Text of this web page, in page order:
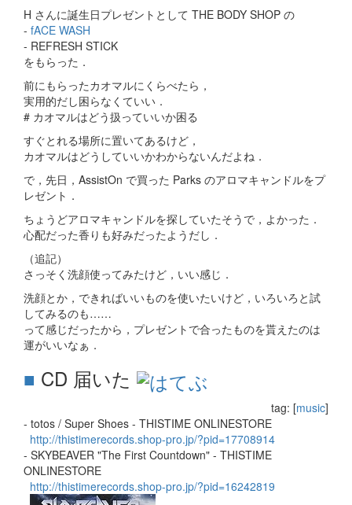
H さんに誕生日プレゼントとして THE BODY SHOP の
- fACE WASH
- REFRESH STICK
をもらった．
前にもらったカオマルにくらべたら，
実用的だし困らなくていい．
# カオマルはどう扱っていいか困る
すぐとれる場所に置いてあるけど，
カオマルはどうしていいかわからないんだよね．
で，先日，AssistOn で買った Parks のアロマキャンドルをプ
レゼント．
ちょうどアロマキャンドルを探していたそうで，よかった．
心配だった香りも好みだったようだし．
（追記）
さっそく洗顔使ってみたけど，いい感じ．
洗顔とか，できればいいものを使いたいけど，いろいろと試
してみるのも……
って感じだったから，プレゼントで合ったものを貰えたのは
運がいいなぁ．
■ CD 届いた
tag: [music]
- totos / Super Shoes - THISTIME ONLINESTORE
http://thistimerecords.shop-pro.jp/?pid=17708914
- SKYBEAVER "The First Countdown" - THISTIME
ONLINESTORE
http://thistimerecords.shop-pro.jp/?pid=16242819